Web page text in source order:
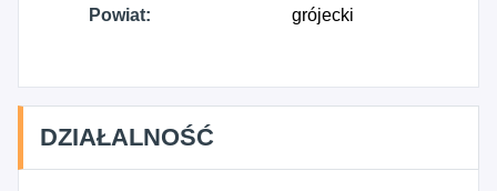
Powiat: grójecki
DZIAŁALNOŚĆ